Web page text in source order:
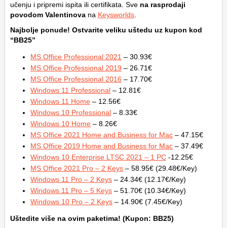
učenju i pripremi ispita ili certifikata. Sve na rasprodaji
povodom Valentinova na Keysworlds.
Najbolje ponude! Ostvarite veliku uštedu uz kupon kod
“BB25”
MS Office Professional 2021 – 30.93€
MS Office Professional 2019 – 26.71€
MS Office Professional 2016 – 17.70€
Windows 11 Professional – 12.81€
Windows 11 Home – 12.56€
Windows 10 Professional – 8.33€
Windows 10 Home – 8.26€
MS Office 2021 Home and Business for Mac – 47.15€
MS Office 2019 Home and Business for Mac – 37.49€
Windows 10 Enterprise LTSC 2021 – 1 PC -12.25€
MS Office 2021 Pro – 2 Keys – 58.95€ (29.48€/Key)
Windows 11 Pro – 2 Keys – 24.34€ (12.17€/Key)
Windows 11 Pro – 5 Keys – 51.70€ (10.34€/Key)
Windows 10 Pro – 2 Keys – 14.90€ (7.45€/Key)
Uštedite više na ovim paketima! (Kupon: BB25)